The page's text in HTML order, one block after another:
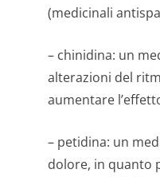
(medicinali
– chinidina: un
alterazioni del
aumentare
– petidina: un
dolore, in quanto